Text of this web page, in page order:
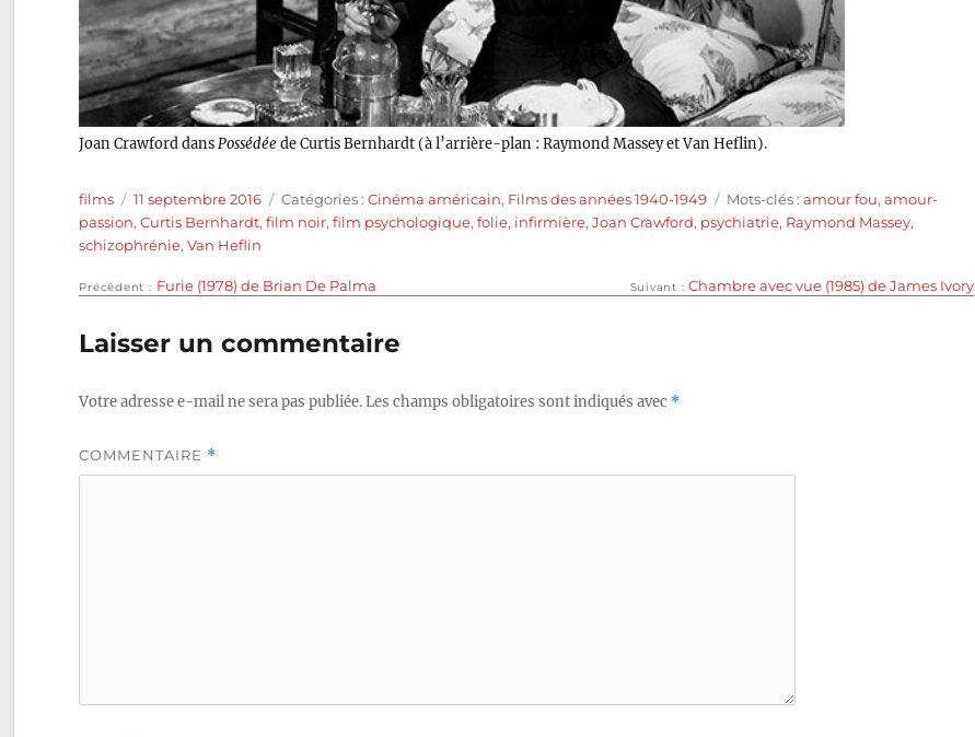
Joan Crawford dans Possédéede Curtis Bernhardt (à l’arrière-plan : Raymond Massey et Van Heflin).
Auteur
films
Publié
le
11 septembre 2016 Catégories
Catégories :Cinéma américain, Films des années 1940-1949 Étiquettes
Mots-clés :amour fou,amour-
passion,Curtis Bernhardt,film noir,film psychologique,folie, infirmière,Joan Crawford, psychiatrie, Raymond Massey,
schizophrénie,Van Heflin
Navigation
de
l’article
Précédent
Publication
Furie (1978) de Brian De Palma Suivant
Publication
Chambre avec vue (1985) de James Ivory
Laisser un commentaire
Votre adresse e-mail ne sera pas publiée.Les champs obligatoires sont indiqués avec *
COMMENTAIRE *